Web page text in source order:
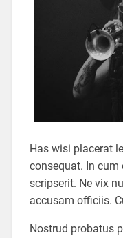
Has wisi placerat
consequat. In
scripserit. Ne vix
accusam officiis.
Nostrud probatus